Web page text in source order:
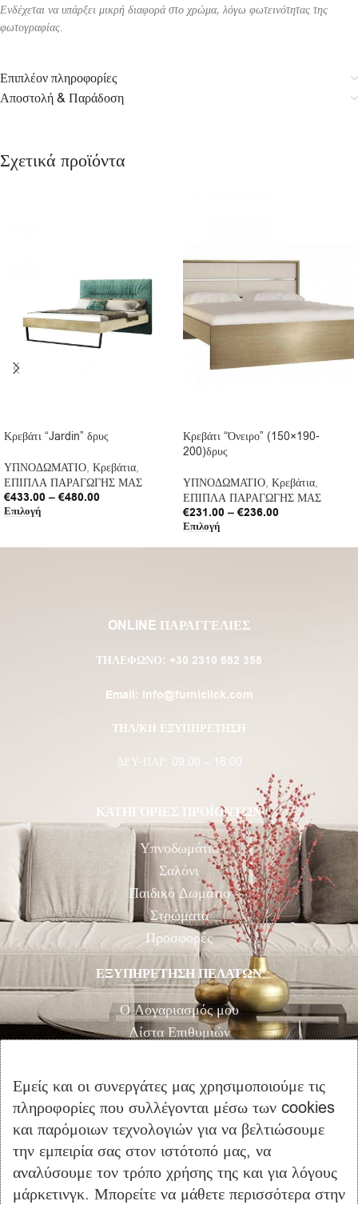
Ενδέχεται να υπάρξει μικρή διαφορά στο χρώμα, λόγω φωτεινότητας της
φωτογραφίας.
Επιπλέον πληροφορίες
Αποστολή & Παράδοση
Σχετικά προϊόντα
Κρεβάτι “Jardin” δρυς
ΥΠΝΟΔΩΜΑΤΙΟ, Κρεβάτια,
ΕΠΙΠΛΑ ΠΑΡΑΓΩΓΗΣ ΜΑΣ
€433.00 – €480.00
Επιλογή
Κρεβάτι “Όνειρο” (150×190-
200)δρυς
ΥΠΝΟΔΩΜΑΤΙΟ, Κρεβάτια,
ΕΠΙΠΛΑ ΠΑΡΑΓΩΓΗΣ ΜΑΣ
€231.00 – €236.00
Επιλογή
ONLINE ΠΑΡΑΓΓΕΛΙΕΣ
ΤΗΛΈΦΩΝΟ: +30 2310 682 358
Email: info@furniclick.com
ΤΗΛ/ΚΗ ΕΞΥΠΗΡΕΤΗΣΗ
ΔΕΥ-ΠΑΡ: 09:00 – 16:00
ΚΑΤΗΓΟΡΙΕΣ ΠΡΟΪΟΝΤΩΝ
Υπνοδωμάτιο
Σαλόνι
Παιδικό Δωμάτιο
Στρώματα
Προσφορές
ΕΞΥΠΗΡΕΤΗΣΗ ΠΕΛΑΤΩΝ
Ο Λογαριασμός μου
Λίστα Επιθυμιών
Καλάθι Αγορών
Επικοινωνία
ΠΛΗΡΟΦΟΡΙΕΣ
Όροι Χρήσης
Τρόποι Πληρωμής – Αποστολής
Εμείς και οι συνεργάτες μας χρησιμοποιούμε τις
πληροφορίες που συλλέγονται μέσω των cookies
και παρόμοιων τεχνολογιών για να βελτιώσουμε
την εμπειρία σας στον ιστότοπό μας, να
αναλύσουμε τον τρόπο χρήσης της και για λόγους
μάρκετινγκ. Μπορείτε να μάθετε περισσότερα στην